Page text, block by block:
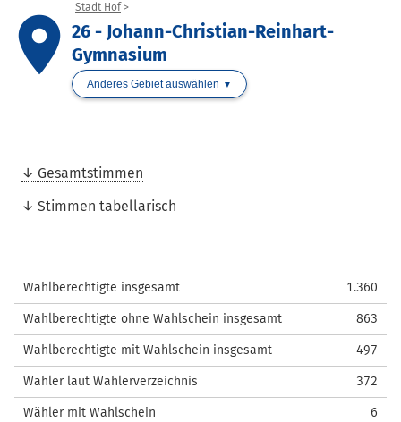
place
Stadt Hof
26 - Johann-Christian-Reinhart-
Gymnasium
Anderes Gebiet auswählen
Gesamtstimmen
Stimmen tabellarisch
Wahlberechtigte insgesamt 1.360
Wahlberechtigte ohne Wahlschein insgesamt 863
Wahlberechtigte mit Wahlschein insgesamt 497
Wähler laut Wählerverzeichnis 372
Wähler mit Wahlschein 6